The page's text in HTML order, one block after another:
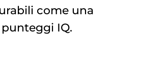
come una
IQ.